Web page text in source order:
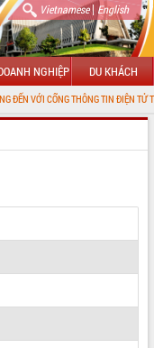
Vietnamese| English
NGHIỆP DU KHÁCH
THÔNG TIN ĐIỆN TỬ TỈNH ĐẮK LẮK